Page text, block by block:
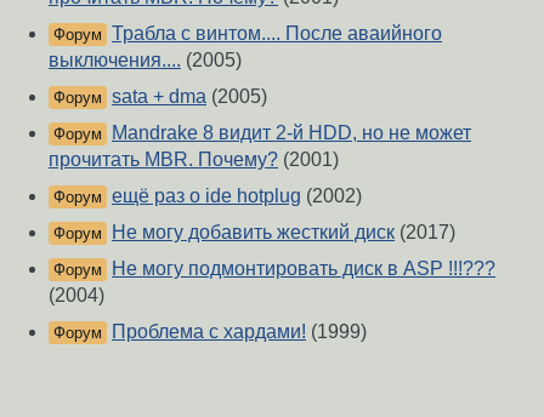
Форум Трабла с винтом.... После аваийного
выключения.... (2005)
Форум sata + dma (2005)
Форум
Mandrake 8 видит 2-й HDD, но не может
прочитать MBR. Почему? (2001)
Форум ещё раз о ide hotplug (2002)
Форум Не могу добавить жесткий диск (2017)
Форум
Не могу подмонтировать диск в ASP !!!???
(2004)
Форум Проблема с хардами! (1999)